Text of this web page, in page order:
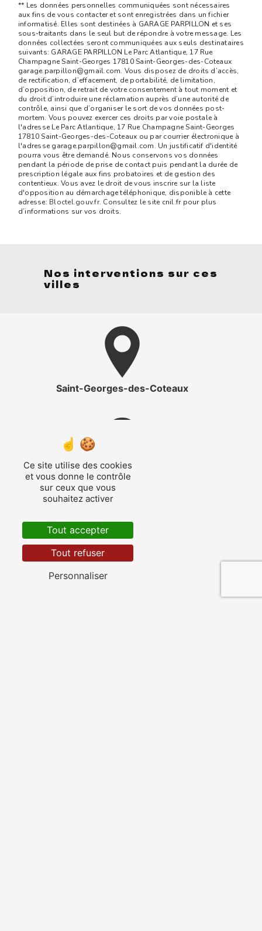
** Les données personnelles communiquées sont nécessaires
aux fins de vous contacter et sont enregistrées dans un fichier
informatisé. Elles sont destinées à GARAGE PARPILLON et ses
sous-traitants dans le seul but de répondre à votre message. Les
données collectées seront communiquées aux seuls destinataires
suivants: GARAGE PARPILLON Le Parc Atlantique, 17 Rue
Champagne Saint-Georges 17810 Saint-Georges-des-Coteaux
garage.parpillon@gmail.com. Vous disposez de droits d’accès,
de rectification, d’effacement, de portabilité, de limitation,
d’opposition, de retrait de votre consentement à tout moment et
du droit d’introduire une réclamation auprès d’une autorité de
contrôle, ainsi que d’organiser le sort de vos données post-
mortem. Vous pouvez exercer ces droits par voie postale à
l'adresse Le Parc Atlantique, 17 Rue Champagne Saint-Georges
17810 Saint-Georges-des-Coteaux ou par courrier électronique à
l'adresse garage.parpillon@gmail.com. Un justificatif d'identité
pourra vous être demandé. Nous conservons vos données
pendant la période de prise de contact puis pendant la durée de
prescription légale aux fins probatoires et de gestion des
contentieux. Vous avez le droit de vous inscrire sur la liste
d'opposition au démarchage téléphonique, disponible à cette
adresse: Bloctel.gouv.fr. Consultez le site cnil.fr pour plus
d’informations sur vos droits.
Nos interventions sur ces
villes
Saint-Georges-des-Coteaux
Saintes
Les Gonds
Ce site utilise des cookies
et vous donne le contrôle
sur ceux que vous
souhaitez activer
Tout accepter
Tout refuser
Personnaliser